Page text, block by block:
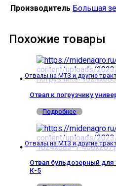
Производитель Большая
Похожие товары
Отвалы на МТЗ и другие
Отвал к погрузчику
Подробнее
Отвалы на МТЗ и другие
Отвал бульдозерный
К-5